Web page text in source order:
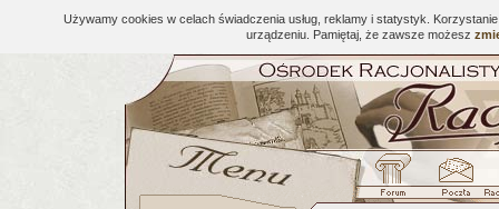
Używamy cookies w celach świadczenia usług, reklamy i statystyk.
urządzeniu. Pamiętaj, że zawsze możesz